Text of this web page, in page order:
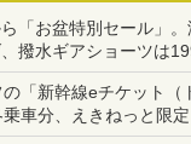
「お盆特別セール」
撥水ギアショーツは
「新幹線eチケット（
車分、えきねっと限定